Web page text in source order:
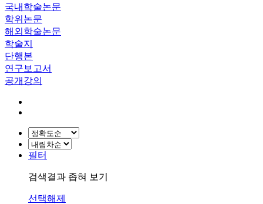
국내학술논문
학위논문
해외학술논문
학술지
단행본
연구보고서
공개강의
필터
검색결과 좁혀 보기
선택해제